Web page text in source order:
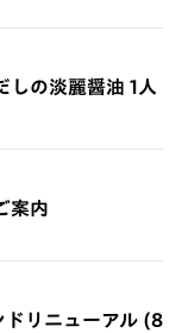
しの淡麗醤油 1人
案内
ドリニューアル (8